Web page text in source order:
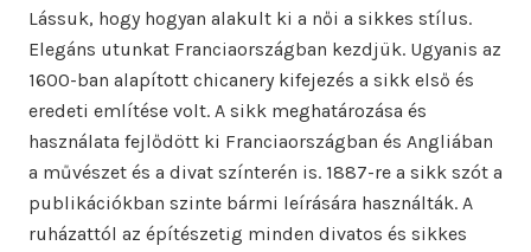
Lássuk, hogy hogyan alakult ki a női a sikkes stílus.
Elegáns utunkat Franciaországban kezdjük. Ugyanis az
1600-ban alapított chicanery kifejezés a sikk első és
eredeti említése volt. A sikk meghatározása és
használata fejlődött ki Franciaországban és Angliában
a művészet és a divat színterén is. 1887-re a sikk szót a
publikációkban szinte bármi leírására használták. A
ruházattól az építészetig minden divatos és sikkes